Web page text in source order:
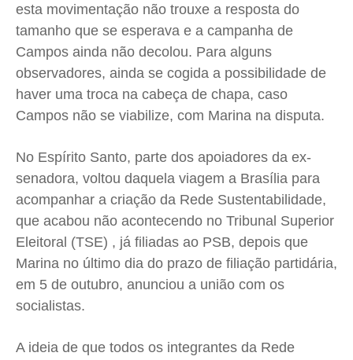
Caetano Roque
Gustavo Bastos
Jr Mignone (in memorian)
Wanda Sily
Anuncie
Quem Somos
Expediente
Contato
Privacidade
Caetano Roque
Gustavo Bastos
Jr Mignone (in memorian)
Wanda Sily
Anuncie
Quem Somos
Expediente
Contato
Privacidade
Caetano Roque
Gustavo Bastos
Jr Mignone (in memorian)
Wanda Sily
Anuncie
Quem Somos
Expediente
Contato
Privacidade
Caetano Roque
Gustavo Bastos
Jr Mignone (in memorian)
Wanda Sily
Anuncie
Quem Somos
Expediente
Contato
Privacidade
esta movimentação não trouxe a resposta do
tamanho que se esperava e a campanha de
Campos ainda não decolou. Para alguns
observadores, ainda se cogida a possibilidade de
haver uma troca na cabeça de chapa, caso
Campos não se viabilize, com Marina na disputa.
No Espírito Santo, parte dos apoiadores da ex-
senadora, voltou daquela viagem a Brasília para
acompanhar a criação da Rede Sustentabilidade,
que acabou não acontecendo no Tribunal Superior
Eleitoral (TSE) , já filiadas ao PSB, depois que
Marina no último dia do prazo de filiação partidária,
em 5 de outubro, anunciou a união com os
socialistas.
A ideia de que todos os integrantes da Rede